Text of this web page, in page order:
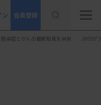
ン 会員登録
感染症とがんの最新知見を共有 JIHSが